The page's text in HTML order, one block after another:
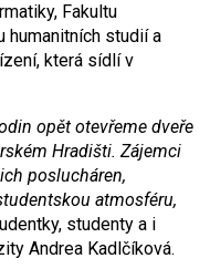
Fakultu
humanitních studií a
která sídlí v
opět otevřeme dveře
Hradišti. Zájemci
poslucháren,
atmosféru,
studenty a i
Andrea Kadlčíková.